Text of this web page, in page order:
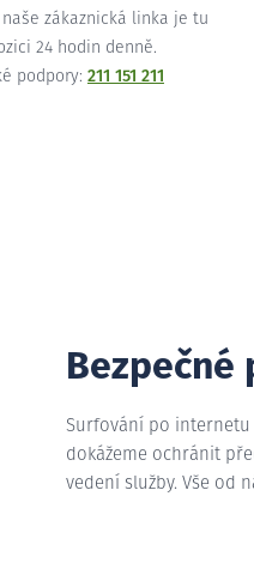
zákaznická linka je tu
24 hodin denně.
podpory: 211 151 211
Surfování po internetu
dokážeme ochránit
vedení služby. Vše od